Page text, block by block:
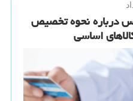
درباره نحوه تخصیص